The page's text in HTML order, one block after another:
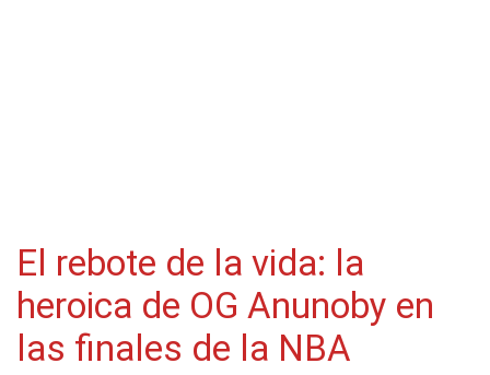
El rebote de la vida: la
heroica de OG Anunoby en
las finales de la NBA